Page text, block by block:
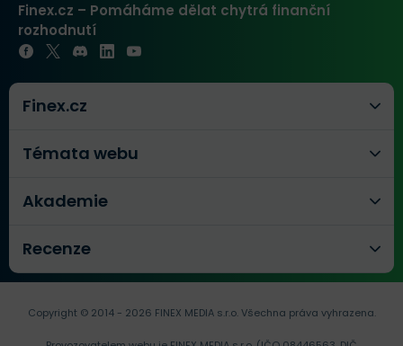
Finex.cz – Pomáháme dělat chytrá finanční
rozhodnutí
Finex.cz
Témata webu
Akademie
Recenze
Copyright © 2014 - 2026 FINEX MEDIA s.r.o.Všechna práva vyhrazena.